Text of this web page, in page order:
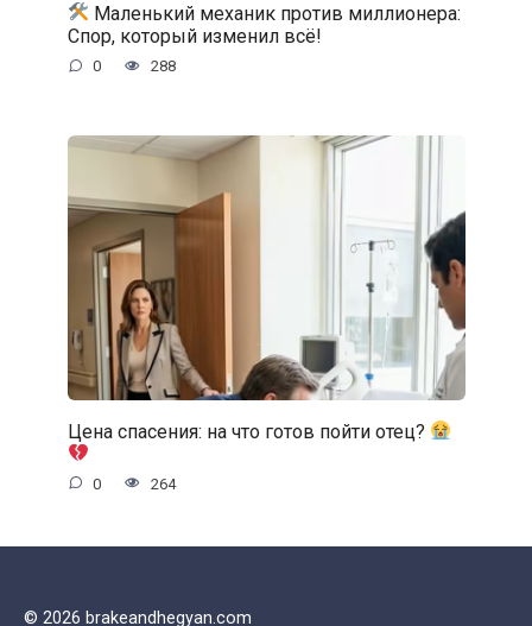
Маленький механик против миллионера:
Спор, который изменил всё!
0 288
Цена спасения: на что готов пойти отец?
0 264
© 2026 brakeandhegyan.com